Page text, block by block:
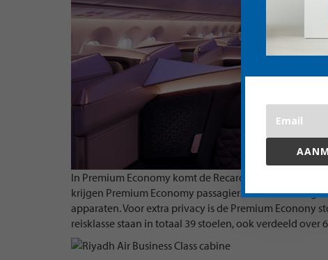
In Premium Economy komt de Recaro PL3530 met een
krijgen Premium Economy passagiers de beschikking
apparaten. Voor extra privacy is de Premium Econony
reisklasse staan in totaal 39 stoelen, ook verdeeld over